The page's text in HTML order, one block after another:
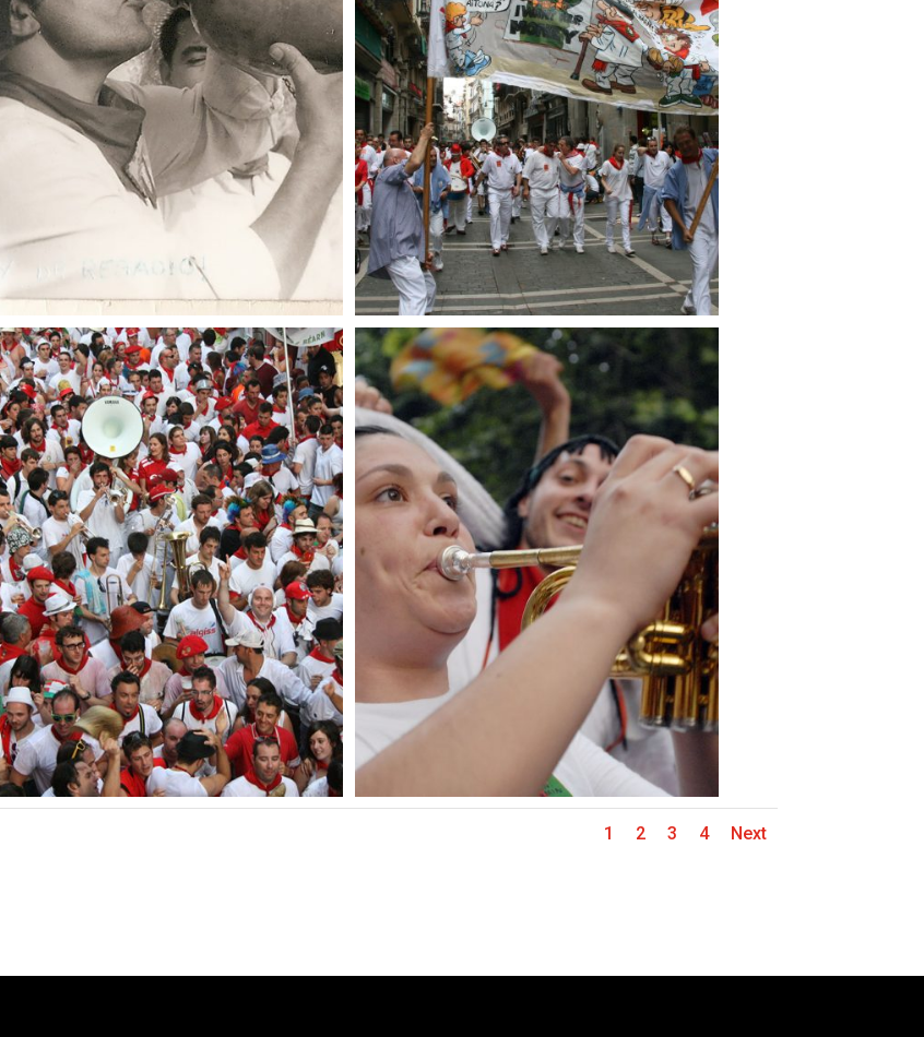
1 2 3 4 Next